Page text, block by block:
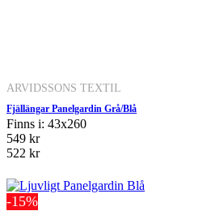
ARVIDSSONS TEXTIL
Fjällängar Panelgardin Grå/Blå
Finns i: 43x260
549 kr
522 kr
-15%